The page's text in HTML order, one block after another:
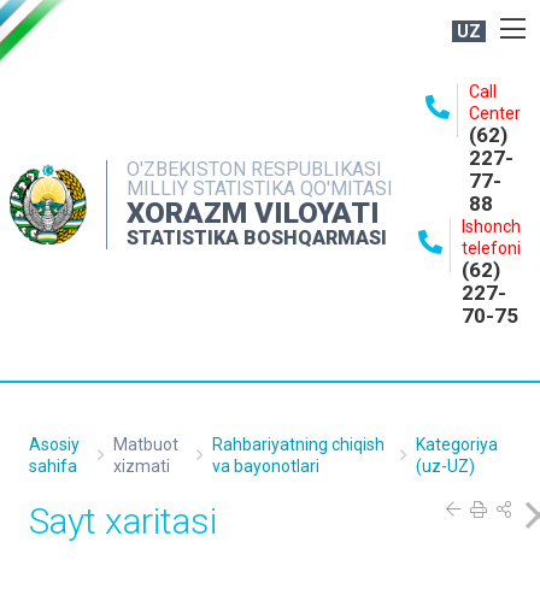
UZ
O'ZBEKISTON RESPUBLIKASI
MILLIY STATISTIKA QO'MITASI
XORAZM VILOYATI
STATISTIKA BOSHQARMASI
Call
Center
(62)
227-
77-
88
Ishonch
telefoni
(62)
227-
70-75
NASHRLAR
INTERAKTIV XIZMATLAR
MATBUOT XIZMATI
Asosiy
sahifa
Matbuot
xizmati
Rahbariyatning chiqish
va bayonotlari
Kategoriya
(uz-UZ)
Sayt xaritasi